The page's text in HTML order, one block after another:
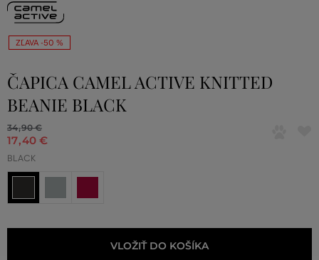
ZĽAVA -50 %
ČAPICA CAMEL ACTIVE KNITTED
BEANIE BLACK
34,90 €
17,40 €
BLACK
VLOŽIŤ DO KOŠÍKA